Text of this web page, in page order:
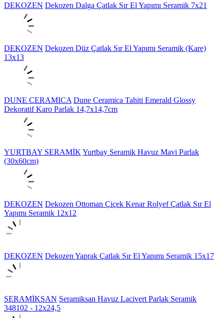
DEKOZEN Dekozen Dalga Çatlak Sır El Yapımı Seramik 7x21
DEKOZEN Dekozen Düz Çatlak Sır El Yapımı Seramik (Kare)
13x13
DUNE CERAMICA Dune Ceramica Tahiti Emerald Glossy
Dekoratif Karo Parlak 14,7x14,7cm
YURTBAY SERAMİK Yurtbay Seramik Havuz Mavi Parlak
(30x60cm)
DEKOZEN Dekozen Ottoman Çiçek Kenar Rolyef Çatlak Sır El
Yapımı Seramik 12x12
DEKOZEN Dekozen Yaprak Çatlak Sır El Yapımı Seramik 15x17
SERAMİKSAN Seramiksan Havuz Lacivert Parlak Seramik
348102 - 12x24,5